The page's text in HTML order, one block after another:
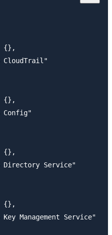
{},
CloudTrail"
{},
Config"
{},
Directory Service"
{},
Management Service"